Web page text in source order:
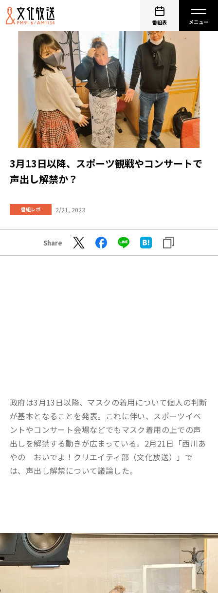
番組表
3月13日以降、スポーツ観戦やコンサートで
声出し解禁か？
番組レポ 2/21, 2023
Share
政府は3月13日以降、マスクの着用について個人の判断
が基本となることを発表。これに伴い、スポーツイベ
ントやコンサート会場などでもマスク着用の上での声
出しを解禁する動きが広まっている。2月21日「西川あ
やの おいでよ！クリエイティ部（文化放送）」で
は、声出し解禁について議論した。